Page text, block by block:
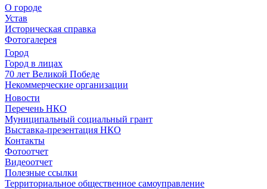
О городе
Устав
Историческая справка
Фотогалерея
Город
Город в лицах
70 лет Великой Победе
Некоммерческие организации
Новости
Перечень НКО
Муниципальный социальный грант
Выставка-презентация НКО
Контакты
Фотоотчет
Видеоотчет
Полезные ссылки
Территориальное общественное самоуправление